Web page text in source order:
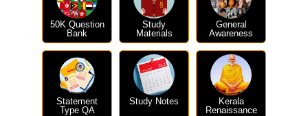
50K Question
Bank
Study
Materials
General
Awareness
Statement
Type QA
Study Notes
Kerala
Renaissance